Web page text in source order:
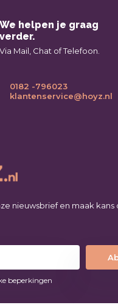
We helpen je graag
verder.
Via Mail, Chat of Telefoon.
0182 -796023
klantenservice@hoyz.nl
nieuwsbrief en maak
beperkingen